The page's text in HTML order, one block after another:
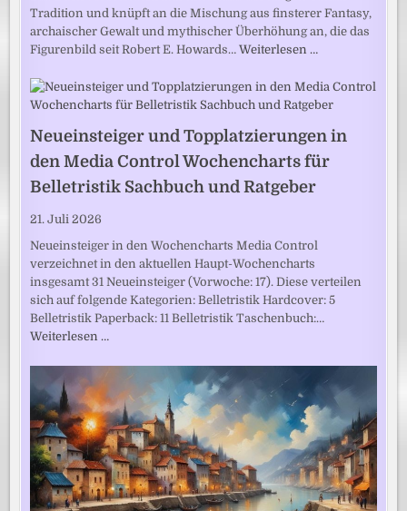
Tradition und knüpft an die Mischung aus finsterer Fantasy,
archaischer Gewalt und mythischer Überhöhung an, die das
Figurenbild seit Robert E. Howards…Weiterlesen …
Neueinsteiger und Topplatzierungen in
den Media Control Wochencharts für
Belletristik Sachbuch und Ratgeber
21. Juli 2026
Neueinsteiger in den Wochencharts Media Control
verzeichnet in den aktuellen Haupt-Wochencharts
insgesamt 31 Neueinsteiger (Vorwoche: 17). Diese verteilen
sich auf folgende Kategorien: Belletristik Hardcover: 5
Belletristik Paperback: 11 Belletristik Taschenbuch:…
Weiterlesen …